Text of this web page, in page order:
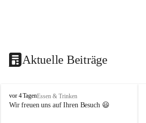
Aktuelle Beiträge
B
u
vor 4 TagenEssen & Trinken
Wir freuen uns auf Ihren Besuch 😃